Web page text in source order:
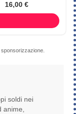
16,00 €
sponsorizzazione.
soldi nei
anime,